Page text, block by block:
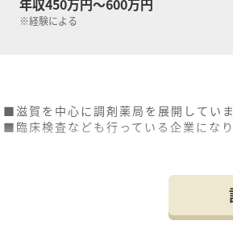
年収450万円～600万円
※経験による
■滋賀を中心に調剤薬局を展開していま
■臨床検査なども行っている企業になり